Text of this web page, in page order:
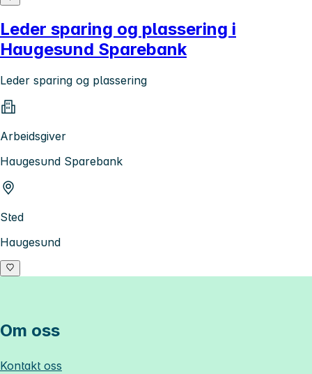
Leder sparing og plassering i
Haugesund Sparebank
Leder sparing og plassering
Arbeidsgiver
Haugesund Sparebank
Sted
Haugesund
Om oss
Kontakt oss